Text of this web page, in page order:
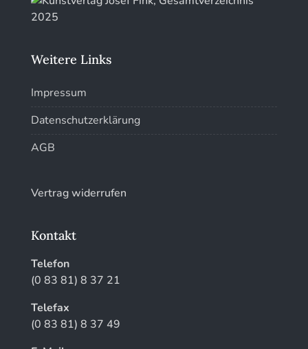
Weitere Links
Impressum
Datenschutzerklärung
AGB
Vertrag widerrufen
Kontakt
Telefon
(0 83 81) 8 37 21
Telefax
(0 83 81) 8 37 49